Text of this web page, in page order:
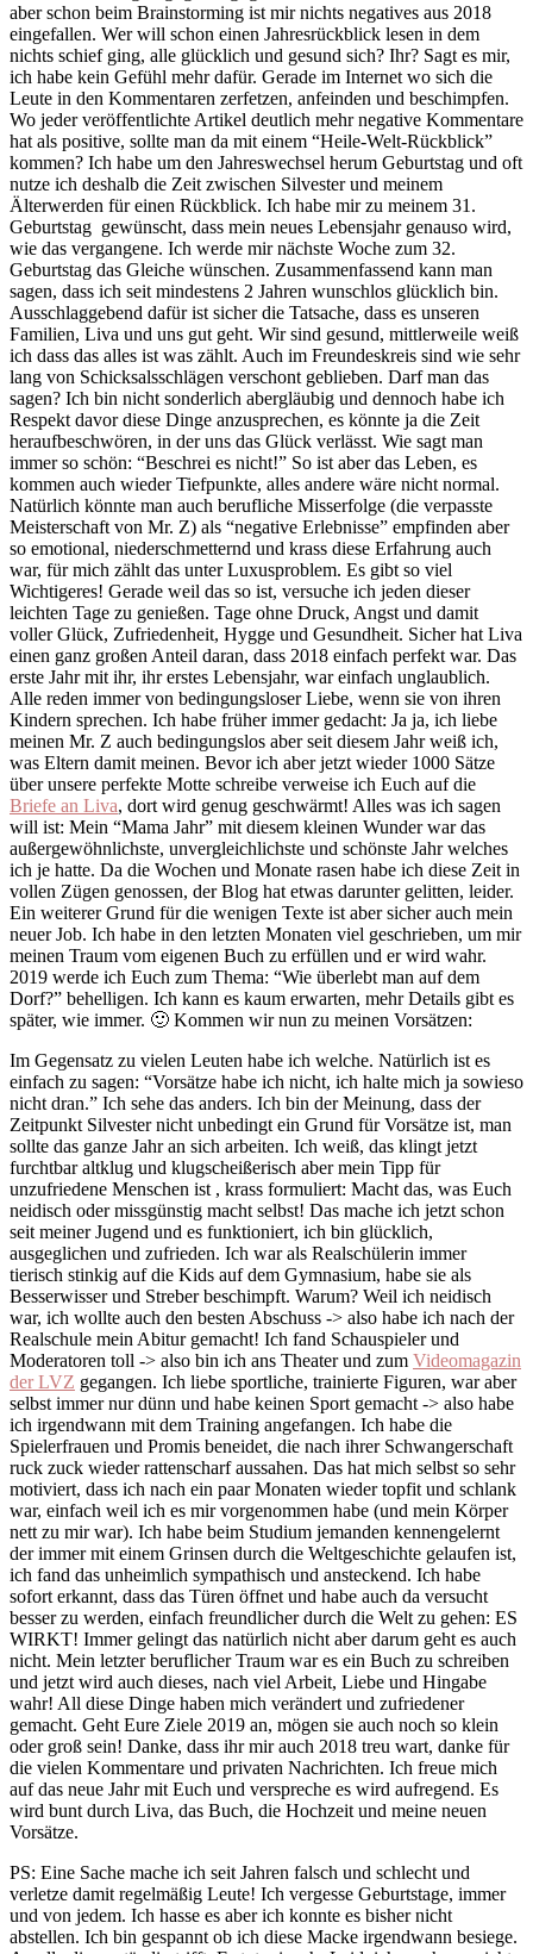
aber schon beim Brainstorming ist mir nichts negatives aus 2018
eingefallen. Wer will schon einen Jahresrückblick lesen in dem
nichts schief ging, alle glücklich und gesund sich? Ihr? Sagt es mir,
ich habe kein Gefühl mehr dafür. Gerade im Internet wo sich die
Leute in den Kommentaren zerfetzen, anfeinden und beschimpfen.
Wo jeder veröffentlichte Artikel deutlich mehr negative Kommentare
hat als positive, sollte man da mit einem “Heile-Welt-Rückblick”
kommen? Ich habe um den Jahreswechsel herum Geburtstag und oft
nutze ich deshalb die Zeit zwischen Silvester und meinem
Älterwerden für einen Rückblick. Ich habe mir zu meinem 31.
Geburtstag gewünscht, dass mein neues Lebensjahr genauso wird,
wie das vergangene. Ich werde mir nächste Woche zum 32.
Geburtstag das Gleiche wünschen. Zusammenfassend kann man
sagen, dass ich seit mindestens 2 Jahren wunschlos glücklich bin.
Ausschlaggebend dafür ist sicher die Tatsache, dass es unseren
Familien, Liva und uns gut geht. Wir sind gesund, mittlerweile weiß
ich dass das alles ist was zählt. Auch im Freundeskreis sind wie sehr
lang von Schicksalsschlägen verschont geblieben. Darf man das
sagen? Ich bin nicht sonderlich abergläubig und dennoch habe ich
Respekt davor diese Dinge anzusprechen, es könnte ja die Zeit
heraufbeschwören, in der uns das Glück verlässt. Wie sagt man
immer so schön: “Beschrei es nicht!” So ist aber das Leben, es
kommen auch wieder Tiefpunkte, alles andere wäre nicht normal.
Natürlich könnte man auch berufliche Misserfolge (die verpasste
Meisterschaft von Mr. Z) als “negative Erlebnisse” empfinden aber
so emotional, niederschmetternd und krass diese Erfahrung auch
war, für mich zählt das unter Luxusproblem. Es gibt so viel
Wichtigeres! Gerade weil das so ist, versuche ich jeden dieser
leichten Tage zu genießen. Tage ohne Druck, Angst und damit
voller Glück, Zufriedenheit, Hygge und Gesundheit. Sicher hat Liva
einen ganz großen Anteil daran, dass 2018 einfach perfekt war. Das
erste Jahr mit ihr, ihr erstes Lebensjahr, war einfach unglaublich.
Alle reden immer von bedingungsloser Liebe, wenn sie von ihren
Kindern sprechen. Ich habe früher immer gedacht: Ja ja, ich liebe
meinen Mr. Z auch bedingungslos aber seit diesem Jahr weiß ich,
was Eltern damit meinen. Bevor ich aber jetzt wieder 1000 Sätze
über unsere perfekte Motte schreibe verweise ich Euch auf die
Briefe an Liva, dort wird genug geschwärmt! Alles was ich sagen
will ist: Mein “Mama Jahr” mit diesem kleinen Wunder war das
außergewöhnlichste, unvergleichlichste und schönste Jahr welches
ich je hatte. Da die Wochen und Monate rasen habe ich diese Zeit in
vollen Zügen genossen, der Blog hat etwas darunter gelitten, leider.
Ein weiterer Grund für die wenigen Texte ist aber sicher auch mein
neuer Job. Ich habe in den letzten Monaten viel geschrieben, um mir
meinen Traum vom eigenen Buch zu erfüllen und er wird wahr.
2019 werde ich Euch zum Thema: “Wie überlebt man auf dem
Dorf?” behelligen. Ich kann es kaum erwarten, mehr Details gibt es
später, wie immer. 🙂 Kommen wir nun zu meinen Vorsätzen:
Im Gegensatz zu vielen Leuten habe ich welche. Natürlich ist es
einfach zu sagen: “Vorsätze habe ich nicht, ich halte mich ja sowieso
nicht dran.” Ich sehe das anders. Ich bin der Meinung, dass der
Zeitpunkt Silvester nicht unbedingt ein Grund für Vorsätze ist, man
sollte das ganze Jahr an sich arbeiten. Ich weiß, das klingt jetzt
furchtbar altklug und klugscheißerisch aber mein Tipp für
unzufriedene Menschen ist , krass formuliert: Macht das, was Euch
neidisch oder missgünstig macht selbst! Das mache ich jetzt schon
seit meiner Jugend und es funktioniert, ich bin glücklich,
ausgeglichen und zufrieden. Ich war als Realschülerin immer
tierisch stinkig auf die Kids auf dem Gymnasium, habe sie als
Besserwisser und Streber beschimpft. Warum? Weil ich neidisch
war, ich wollte auch den besten Abschuss -> also habe ich nach der
Realschule mein Abitur gemacht! Ich fand Schauspieler und
Moderatoren toll -> also bin ich ans Theater und zum Videomagazin
der LVZ gegangen. Ich liebe sportliche, trainierte Figuren, war aber
selbst immer nur dünn und habe keinen Sport gemacht -> also habe
ich irgendwann mit dem Training angefangen. Ich habe die
Spielerfrauen und Promis beneidet, die nach ihrer Schwangerschaft
ruck zuck wieder rattenscharf aussahen. Das hat mich selbst so sehr
motiviert, dass ich nach ein paar Monaten wieder topfit und schlank
war, einfach weil ich es mir vorgenommen habe (und mein Körper
nett zu mir war). Ich habe beim Studium jemanden kennengelernt
der immer mit einem Grinsen durch die Weltgeschichte gelaufen ist,
ich fand das unheimlich sympathisch und ansteckend. Ich habe
sofort erkannt, dass das Türen öffnet und habe auch da versucht
besser zu werden, einfach freundlicher durch die Welt zu gehen: ES
WIRKT! Immer gelingt das natürlich nicht aber darum geht es auch
nicht. Mein letzter beruflicher Traum war es ein Buch zu schreiben
und jetzt wird auch dieses, nach viel Arbeit, Liebe und Hingabe
wahr! All diese Dinge haben mich verändert und zufriedener
gemacht. Geht Eure Ziele 2019 an, mögen sie auch noch so klein
oder groß sein! Danke, dass ihr mir auch 2018 treu wart, danke für
die vielen Kommentare und privaten Nachrichten. Ich freue mich
auf das neue Jahr mit Euch und verspreche es wird aufregend. Es
wird bunt durch Liva, das Buch, die Hochzeit und meine neuen
Vorsätze.
PS: Eine Sache mache ich seit Jahren falsch und schlecht und
verletze damit regelmäßig Leute! Ich vergesse Geburtstage, immer
und von jedem. Ich hasse es aber ich konnte es bisher nicht
abstellen. Ich bin gespannt ob ich diese Macke irgendwann besiege.